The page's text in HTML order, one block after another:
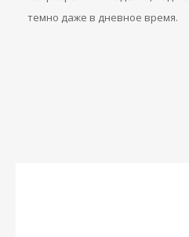
темно даже в дневное время.